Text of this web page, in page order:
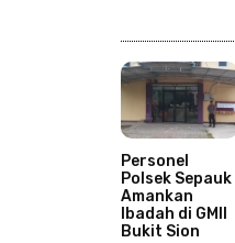
Personel
Polsek Sepauk
Amankan
Ibadah di GMII
Bukit Sion